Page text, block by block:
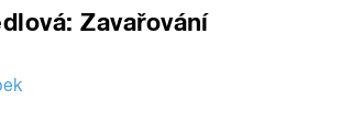
Zavařování